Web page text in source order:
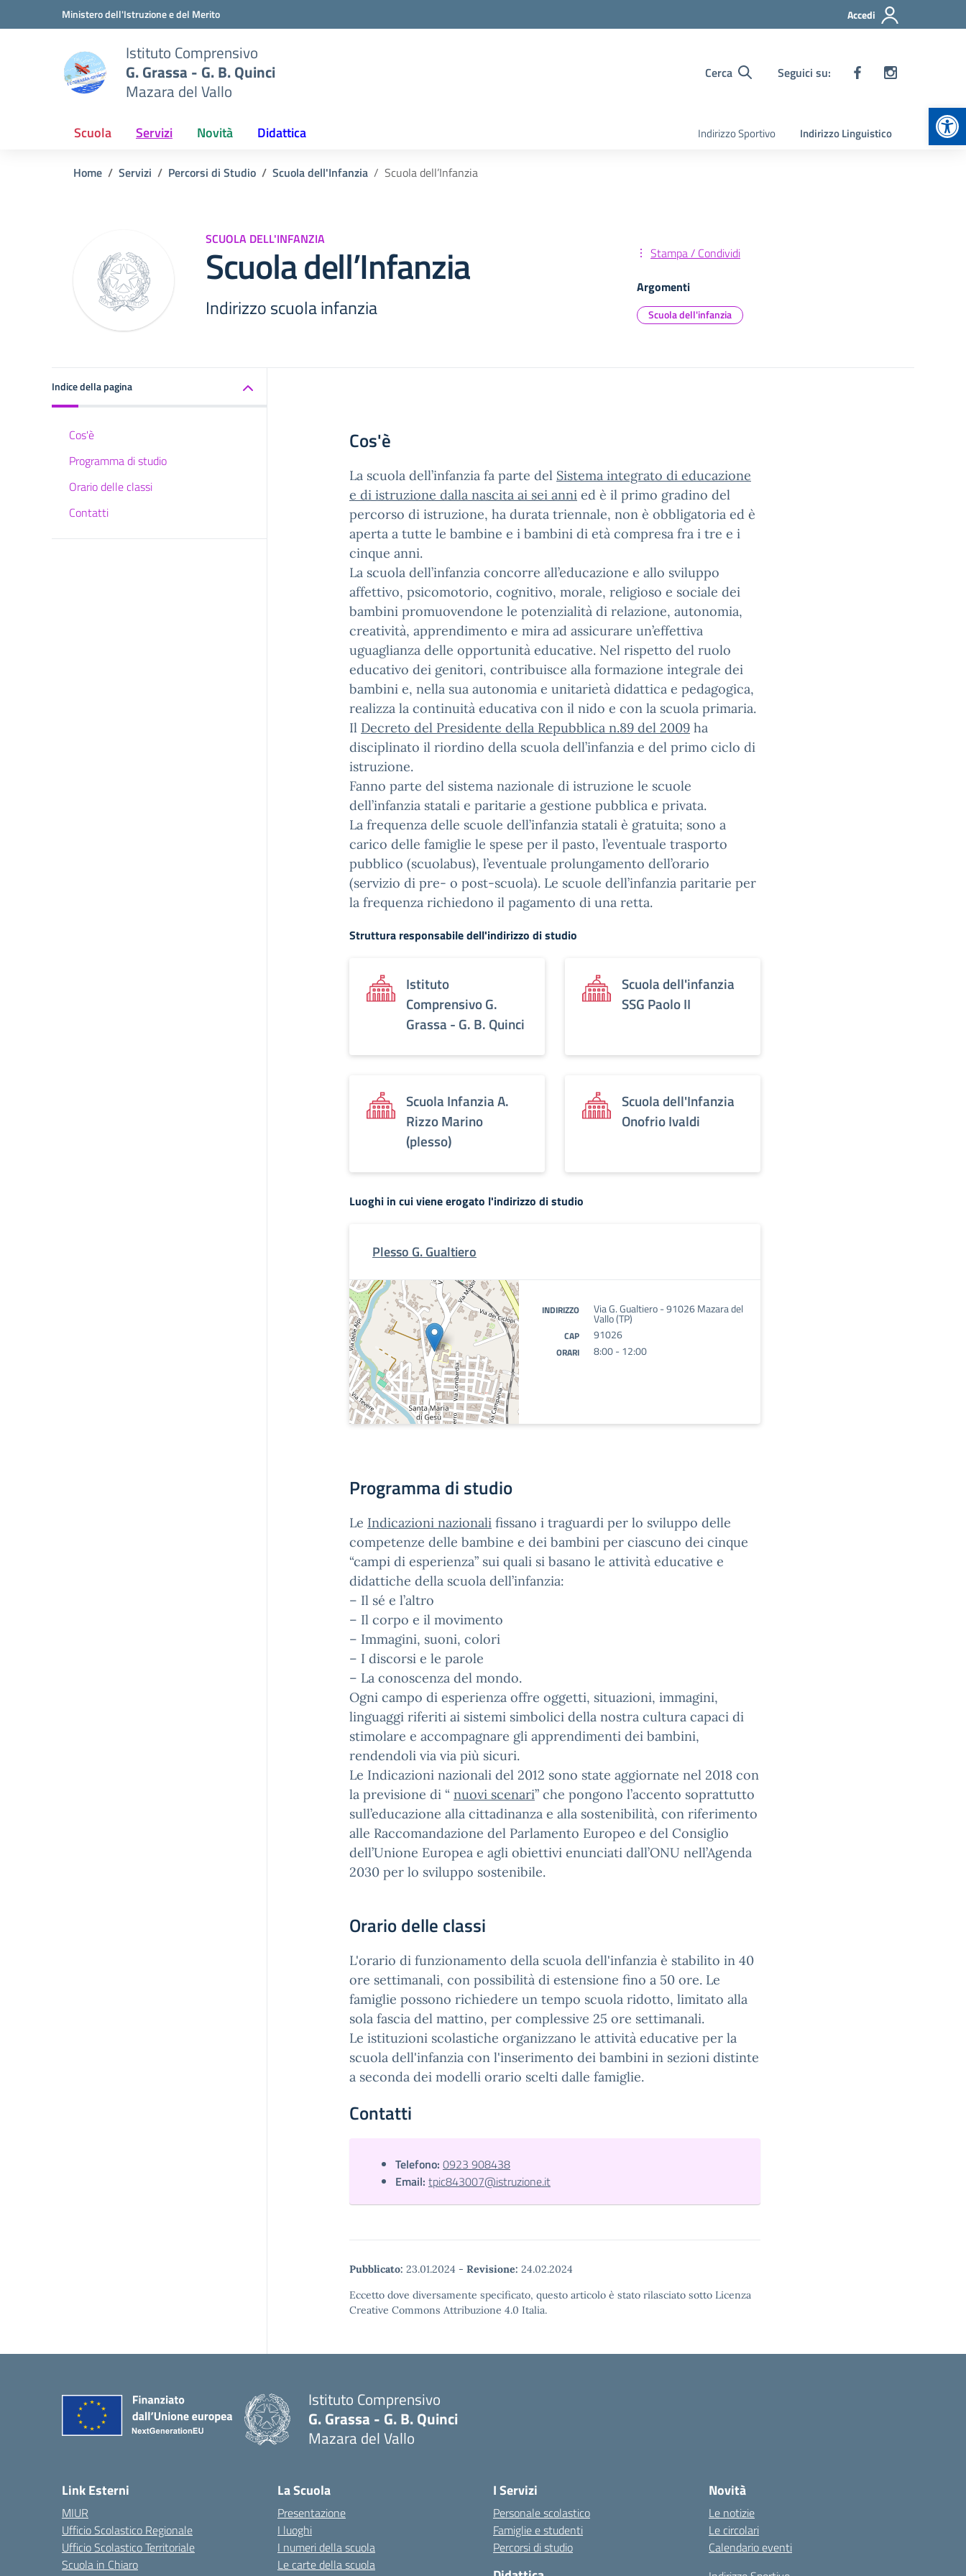
Vai ai contenuti
Vai al menu di navigazioneMinistero dell'Istruzione e del Merito Accedi
Istituto Comprensivo
G. Grassa - G. B. Quinci
Mazara del Vallo
Cerca Seguici su:
Scuola Servizi Novità Didattica Indirizzo Sportivo Indirizzo Linguistico
Home Servizi Percorsi di Studio Scuola dell'Infanzia Scuola dell’Infanzia
SCUOLA DELL'INFANZIA
Scuola dell’Infanzia
Indirizzo scuola infanzia
Stampa / Condividi
Argomenti
Scuola dell'infanzia
Indice della pagina
Cos'è
Programma di studio
Orario delle classi
Contatti
Cos'è
La scuola dell’infanzia fa parte del Sistema integrato di educazione
e di istruzione dalla nascita ai sei anni ed è il primo gradino del
percorso di istruzione, ha durata triennale, non è obbligatoria ed è
aperta a tutte le bambine e i bambini di età compresa fra i tre e i
cinque anni.
La scuola dell’infanzia concorre all’educazione e allo sviluppo
affettivo, psicomotorio, cognitivo, morale, religioso e sociale dei
bambini promuovendone le potenzialità di relazione, autonomia,
creatività, apprendimento e mira ad assicurare un’effettiva
uguaglianza delle opportunità educative. Nel rispetto del ruolo
educativo dei genitori, contribuisce alla formazione integrale dei
bambini e, nella sua autonomia e unitarietà didattica e pedagogica,
realizza la continuità educativa con il nido e con la scuola primaria.
Il Decreto del Presidente della Repubblica n.89 del 2009 ha
disciplinato il riordino della scuola dell’infanzia e del primo ciclo di
istruzione.
Fanno parte del sistema nazionale di istruzione le scuole
dell’infanzia statali e paritarie a gestione pubblica e privata.
La frequenza delle scuole dell’infanzia statali è gratuita; sono a
carico delle famiglie le spese per il pasto, l’eventuale trasporto
pubblico (scuolabus), l’eventuale prolungamento dell’orario
(servizio di pre- o post-scuola). Le scuole dell’infanzia paritarie per
la frequenza richiedono il pagamento di una retta.
Struttura responsabile dell'indirizzo di studio
Istituto
Comprensivo G.
Grassa - G. B. Quinci
Scuola dell'infanzia
SSG Paolo II
Scuola Infanzia A.
Rizzo Marino
(plesso)
Scuola dell'Infanzia
Onofrio Ivaldi
Luoghi in cui viene erogato l'indirizzo di studio
Plesso G. Gualtiero
INDIRIZZO Via G. Gualtiero - 91026 Mazara del
Vallo (TP)
CAP 91026
ORARI 8:00 - 12:00
Programma di studio
Le Indicazioni nazionali fissano i traguardi per lo sviluppo delle
competenze delle bambine e dei bambini per ciascuno dei cinque
“campi di esperienza” sui quali si basano le attività educative e
didattiche della scuola dell’infanzia:
– Il sé e l’altro
– Il corpo e il movimento
– Immagini, suoni, colori
– I discorsi e le parole
– La conoscenza del mondo.
Ogni campo di esperienza offre oggetti, situazioni, immagini,
linguaggi riferiti ai sistemi simbolici della nostra cultura capaci di
stimolare e accompagnare gli apprendimenti dei bambini,
rendendoli via via più sicuri.
Le Indicazioni nazionali del 2012 sono state aggiornate nel 2018 con
la previsione di “ nuovi scenari” che pongono l’accento soprattutto
sull’educazione alla cittadinanza e alla sostenibilità, con riferimento
alle Raccomandazione del Parlamento Europeo e del Consiglio
dell’Unione Europea e agli obiettivi enunciati dall’ONU nell’Agenda
2030 per lo sviluppo sostenibile.
Orario delle classi
L'orario di funzionamento della scuola dell'infanzia è stabilito in 40
ore settimanali, con possibilità di estensione fino a 50 ore. Le
famiglie possono richiedere un tempo scuola ridotto, limitato alla
sola fascia del mattino, per complessive 25 ore settimanali.
Le istituzioni scolastiche organizzano le attività educative per la
scuola dell'infanzia con l'inserimento dei bambini in sezioni distinte
a seconda dei modelli orario scelti dalle famiglie.
Contatti
Telefono: 0923 908438
Email: tpic843007@istruzione.it
Pubblicato: 23.01.2024 - Revisione: 24.02.2024
Eccetto dove diversamente specificato, questo articolo è stato rilasciato sotto Licenza
Creative Commons Attribuzione 4.0 Italia.
Istituto Comprensivo
G. Grassa - G. B. Quinci
Mazara del Vallo
Link Esterni
MIUR
Ufficio Scolastico Regionale
Ufficio Scolastico Territoriale
Scuola in Chiaro
La Scuola
Presentazione
I luoghi
I numeri della scuola
Le carte della scuola
I Servizi
Personale scolastico
Famiglie e studenti
Percorsi di studio
Novità
Le notizie
Le circolari
Calendario eventi